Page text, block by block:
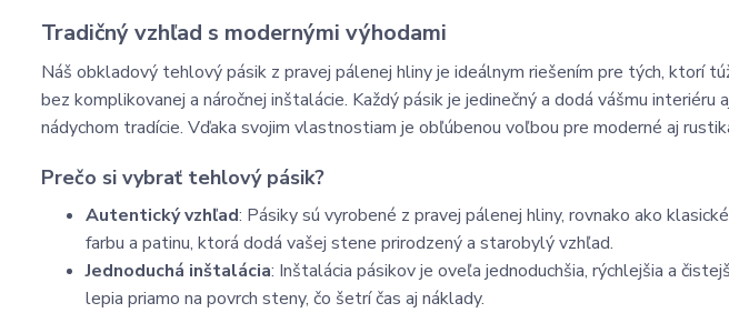
Tradičný vzhľad s modernými výhodami
Náš obkladový tehlový pásik z pravej pálenej hliny je ideálnym riešením pre tých, ktorí
bez komplikovanej a náročnej inštalácie. Každý pásik je jedinečný a dodá vášmu
nádychom tradície. Vďaka svojim vlastnostiam je obľúbenou voľbou pre moderné aj
Prečo si vybrať tehlový pásik?
Autentický vzhľad: Pásiky sú vyrobené z pravej pálenej hliny, rovnako ako
farbu a patinu, ktorá dodá vašej stene prirodzený a starobylý vzhľad.
Jednoduchá inštalácia: Inštalácia pásikov je oveľa jednoduchšia, rýchlejšia a
lepia priamo na povrch steny, čo šetrí čas aj náklady.